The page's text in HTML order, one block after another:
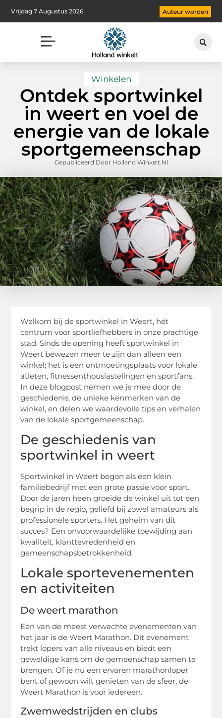
Vrijdag 7 Augustus 2026 Auteur worden
Winkelen
Ontdek sportwinkel
in weert en voel de
energie van de lokale
sportgemeenschap
Gepubliceerd Door Holland Winkelt.nl
Welkom bij de sportwinkel in Weert, hét
centrum voor sportliefhebbers in onze prachtige
stad. Sinds de opening heeft sportwinkel in
Weert bewezen meer te zijn dan alleen een
winkel; het is een ontmoetingsplaats voor lokale
atleten, fitnessenthousiastelingen en sportfans.
In deze blogpost nemen we je mee door de
geschiedenis, de unieke kenmerken van de
winkel, en delen we waardevolle tips en verhalen
van de lokale sportgemeenschap.
De geschiedenis van
sportwinkel in weert
Sportwinkel in Weert begon als een klein
familiebedrijf met een grote passie voor sport.
Door de jaren heen groeide de winkel uit tot een
begrip in de regio, geliefd bij zowel amateurs als
professionele sporters. Het geheim van dit
succes? Een onvoorwaardelijke toewijding aan
kwaliteit, klanttevredenheid en
gemeenschapsbetrokkenheid.
Lokale sportevenementen
en activiteiten
De weert marathon
Een van de meest verwachte evenementen van
het jaar is de Weert Marathon. Dit evenement
trekt lopers van alle niveaus en biedt een
geweldige kans om de gemeenschap samen te
brengen. Of je nu een ervaren marathonloper
bent of gewoon wilt genieten van de sfeer, de
Weert Marathon is voor iedereen.
Zwemwedstrijden en clubs